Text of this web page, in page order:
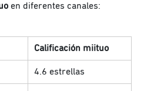
en diferentes canales:
Calificación miituo
4.6 estrellas